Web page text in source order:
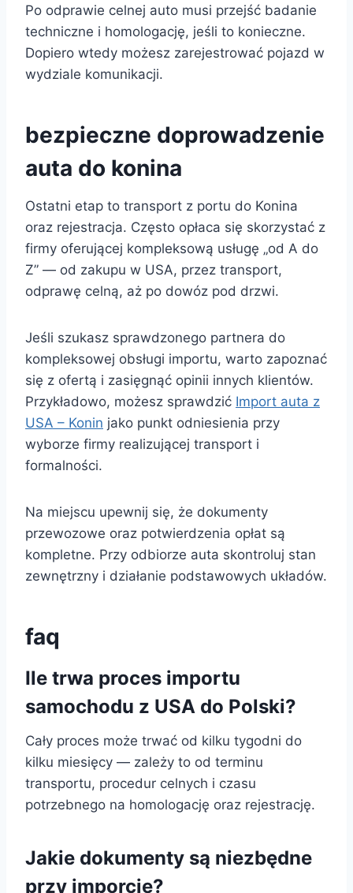
Po odprawie celnej auto musi przejść badanie
techniczne i homologację, jeśli to konieczne.
Dopiero wtedy możesz zarejestrować pojazd w
wydziale komunikacji.
bezpieczne doprowadzenie
auta do konina
Ostatni etap to transport z portu do Konina
oraz rejestracja. Często opłaca się skorzystać z
firmy oferującej kompleksową usługę „od A do
Z” — od zakupu w USA, przez transport,
odprawę celną, aż po dowóz pod drzwi.
Jeśli szukasz sprawdzonego partnera do
kompleksowej obsługi importu, warto zapoznać
się z ofertą i zasięgnąć opinii innych klientów.
Przykładowo, możesz sprawdzić Import auta z
USA – Konin jako punkt odniesienia przy
wyborze firmy realizującej transport i
formalności.
Na miejscu upewnij się, że dokumenty
przewozowe oraz potwierdzenia opłat są
kompletne. Przy odbiorze auta skontroluj stan
zewnętrzny i działanie podstawowych układów.
faq
Ile trwa proces importu
samochodu z USA do Polski?
Cały proces może trwać od kilku tygodni do
kilku miesięcy — zależy to od terminu
transportu, procedur celnych i czasu
potrzebnego na homologację oraz rejestrację.
Jakie dokumenty są niezbędne
przy imporcie?